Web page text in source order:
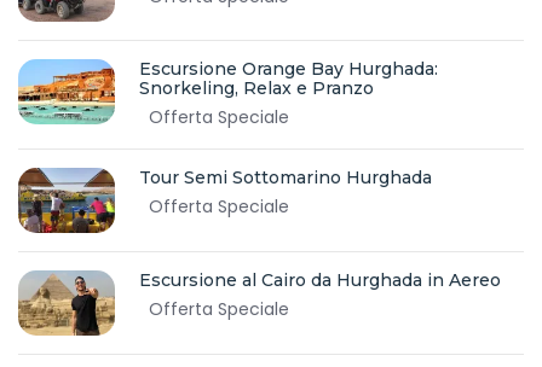
Escursione Orange Bay Hurghada:
Snorkeling, Relax e Pranzo
Offerta Speciale
Tour Semi Sottomarino Hurghada
Offerta Speciale
Escursione al Cairo da Hurghada in Aereo
Offerta Speciale